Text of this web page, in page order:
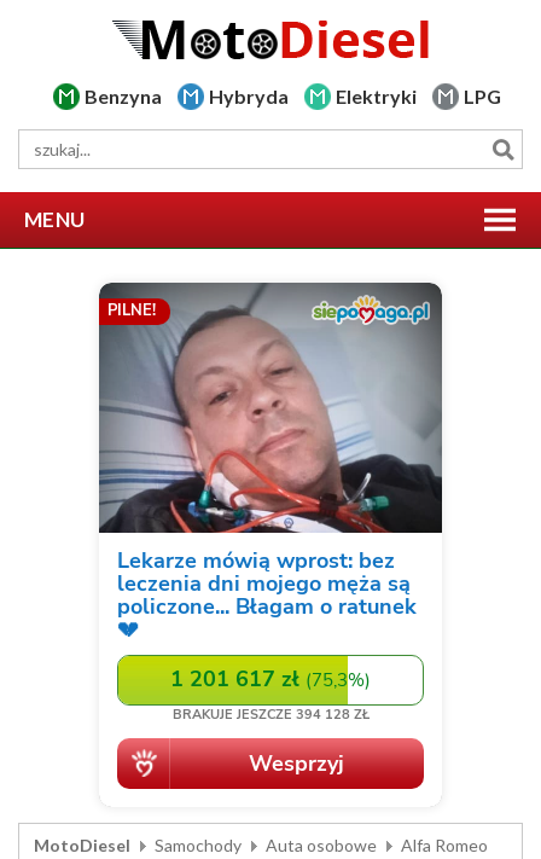
Benzyna Hybryda Elektryki LPG
MENU
MotoDiesel Samochody Auta osobowe
Alfa Romeo